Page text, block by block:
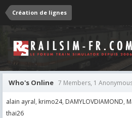
Création de lignes
Who's Online 7 Members, 1
alain ayral krimo24 DAMYLOVDIAMOND
thai26